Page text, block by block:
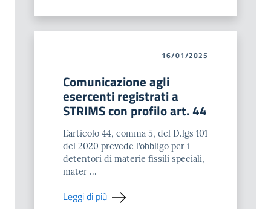
16/01/2025
Comunicazione agli
esercenti registrati a
STRIMS con profilo art. 44
L’articolo 44, comma 5, del D.lgs 101
del 2020 prevede l’obbligo per i
detentori di materie fissili speciali,
mater ...
Leggi di più